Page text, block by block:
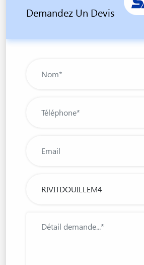
Demandez Un Devis